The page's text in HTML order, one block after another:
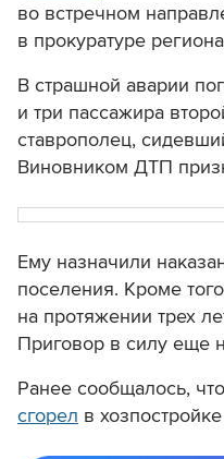
во встречном
в прокуратуре
В страшной аварии
и три пассажира
ставрополец,
Виновником ДТП
Ему назначили
поселения. Кроме
на протяжении трех
Приговор в силу еще
Ранее сообщалось,
сгорел в